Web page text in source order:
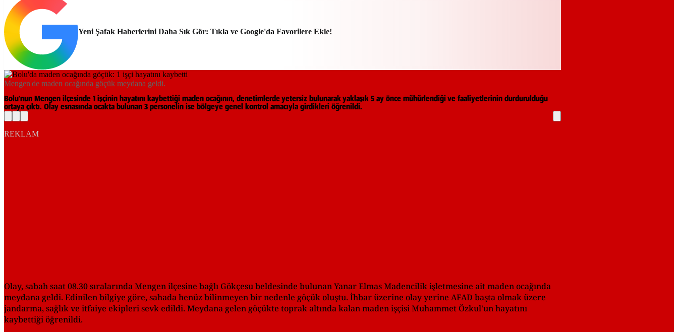
Yeni Şafak Haberlerini Daha Sık Gör: Tıkla ve Google'da Favorilere Ekle!
Mengen'de maden ocağında göçük meydana geldi.
Bolu'nun Mengen ilçesinde 1 işçinin hayatını kaybettiği maden ocağının, denetimlerde yetersiz bulunarak yaklaşık 5 ay önce mühürlendiği ve faaliyetlerinin durdurulduğu
ortaya çıktı. Olay esnasında ocakta bulunan 3 personelin ise bölgeye genel kontrol amacıyla girdikleri öğrenildi.
REKLAM
Olay, sabah saat 08.30 sıralarında Mengen ilçesine bağlı Gökçesu beldesinde bulunan Yanar Elmas Madencilik işletmesine ait maden ocağında
meydana geldi. Edinilen bilgiye göre, sahada henüz bilinmeyen bir nedenle göçük oluştu. İhbar üzerine olay yerine AFAD başta olmak üzere
jandarma, sağlık ve itfaiye ekipleri sevk edildi. Meydana gelen göçükte toprak altında kalan maden işçisi Muhammet Özkul'un hayatını
kaybettiği öğrenildi.